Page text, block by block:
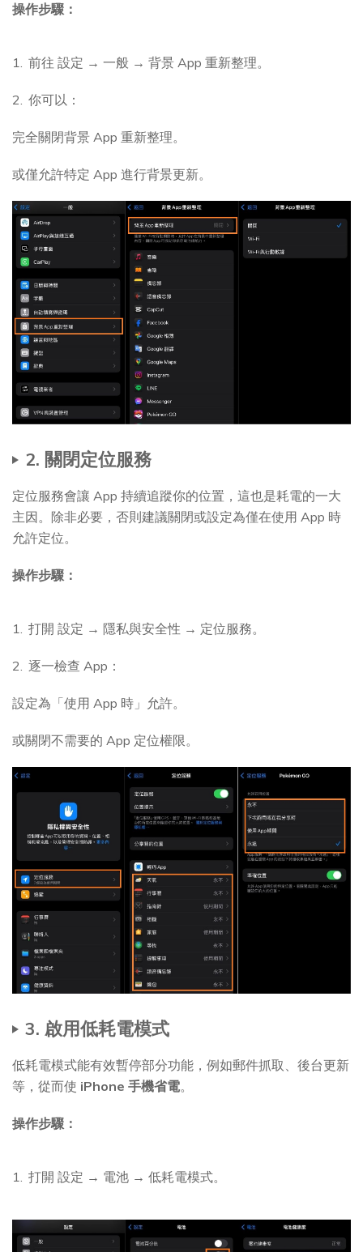
操作步驟：
前往 設定 → 一般 → 背景 App 重新整理。
你可以：
完全關閉背景 App 重新整理。
或僅允許特定 App 進行背景更新。
2. 關閉定位服務
定位服務會讓 App 持續追蹤你的位置，這也是耗電的一大
主因。除非必要，否則建議關閉或設定為僅在使用 App 時
允許定位。
操作步驟：
打開 設定 → 隱私與安全性 → 定位服務。
逐一檢查 App：
設定為「使用 App 時」允許。
或關閉不需要的 App 定位權限。
3. 啟用低耗電模式
低耗電模式能有效暫停部分功能，例如郵件抓取、後台更新
等，從而使 iPhone 手機省電。
操作步驟：
打開 設定 → 電池 → 低耗電模式。